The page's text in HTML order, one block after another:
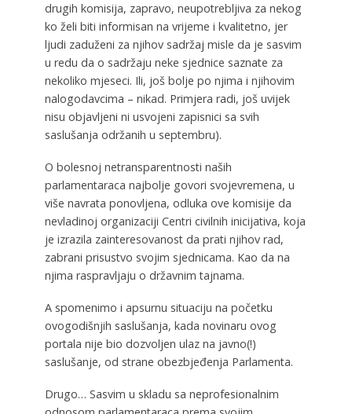
drugih komisija, zapravo, neupotrebljiva za nekog
ko želi biti informisan na vrijeme i kvalitetno, jer
ljudi zaduženi za njihov sadržaj misle da je sasvim
u redu da o sadržaju neke sjednice saznate za
nekoliko mjeseci. Ili, još bolje po njima i njihovim
nalogodavcima – nikad. Primjera radi, još uvijek
nisu objavljeni ni usvojeni zapisnici sa svih
saslušanja održanih u septembru).
O bolesnoj netransparentnosti naših
parlamentaraca najbolje govori svojevremena, u
više navrata ponovljena, odluka ove komisije da
nevladinoj organizaciji Centri civilnih inicijativa, koja
je izrazila zainteresovanost da prati njihov rad,
zabrani prisustvo svojim sjednicama. Kao da na
njima raspravljaju o državnim tajnama.
A spomenimo i apsurnu situaciju na početku
ovogodišnjih saslušanja, kada novinaru ovog
portala nije bio dozvoljen ulaz na javno(!)
saslušanje, od strane obezbjeđenja Parlamenta.
Drugo… Sasvim u skladu sa neprofesionalnim